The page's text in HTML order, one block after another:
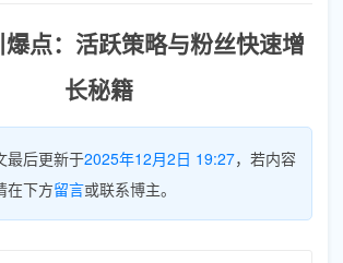
点：活跃策略与粉丝快速增
长秘籍
最后更新于2025年12月2日 19:27，若内容
在下方留言或联系博主。